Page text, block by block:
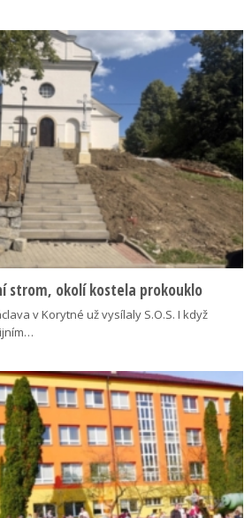
strom, okolí kostela prokouklo
v Korytné už vysílaly S.O.S. I když